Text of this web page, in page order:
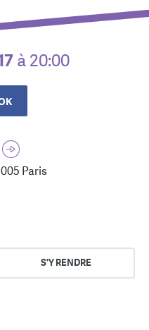
à 20:00
Paris
S'Y RENDRE